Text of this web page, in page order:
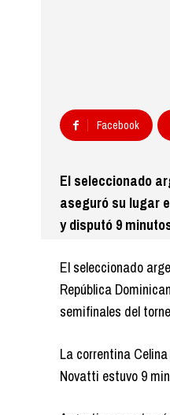
Facebook
El seleccionado
aseguró su lugar
y disputó 9
El seleccionado
República
semifinales del
La correntina
Novatti estuvo 9